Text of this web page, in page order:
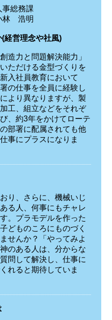
総務課
林 浩明
経営理念や社風)
造力と問題解決能力」
ただける金型づくりを
入社員教育において
の仕事を全員に経験し
より異なりますが、製
工、組立などをそれぞ
、約3年をかけてローテ
部署に配属されても他
事にプラスになりま
り、さらに、機械いじ
る人、何事にもチャレ
。プラモデルを作った
どものころにものづく
せんか？「やってみよ
のある人は、分からな
問して解決し、仕事に
れると期待していま